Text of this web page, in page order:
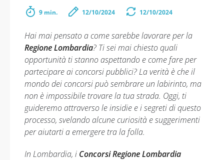
9 min. 12/10/2024 12/10/2024
Hai mai pensato a come sarebbe lavorare per la
Regione Lombardia? Ti sei mai chiesto quali
opportunità ti stanno aspettando e come fare per
partecipare ai concorsi pubblici? La verità è che il
mondo dei concorsi può sembrare un labirinto, ma
non è impossibile trovare la tua strada. Oggi, ti
guideremo attraverso le insidie e i segreti di questo
processo, svelando alcune curiosità e suggerimenti
per aiutarti a emergere tra la folla.
In Lombardia, i Concorsi Regione Lombardia